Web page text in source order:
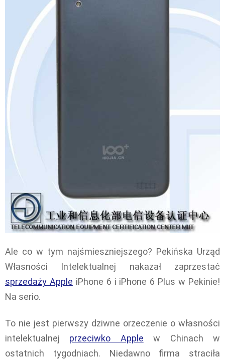
Ale co w tym najśmieszniejszego? Pekińska Urząd
Własności Intelektualnej nakazał zaprzestać
sprzedaży Apple iPhone 6 i iPhone 6 Plus w Pekinie!
Na serio.
To nie jest pierwszy dziwne orzeczenie o własności
intelektualnej przeciwko Apple w Chinach w
ostatnich tygodniach. Niedawno firma straciła